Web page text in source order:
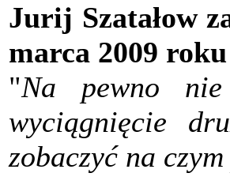
Jurij Szatałow
marca 2009 roku
"Na pewno
wyciągnięcie
zobaczyć na